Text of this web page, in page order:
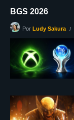
BGS 2026
Por Ludy Sakura